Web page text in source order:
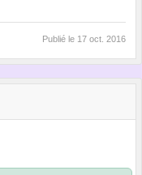
Publié le 17 oct. 2016